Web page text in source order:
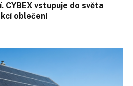
CYBEX vstupuje do světa
oblečení